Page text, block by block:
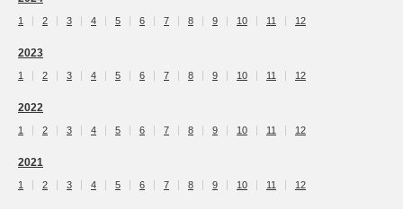
1 2 3 4 5 6 7 8 9 10 11 12
2023
1 2 3 4 5 6 7 8 9 10 11 12
2022
1 2 3 4 5 6 7 8 9 10 11 12
2021
1 2 3 4 5 6 7 8 9 10 11 12